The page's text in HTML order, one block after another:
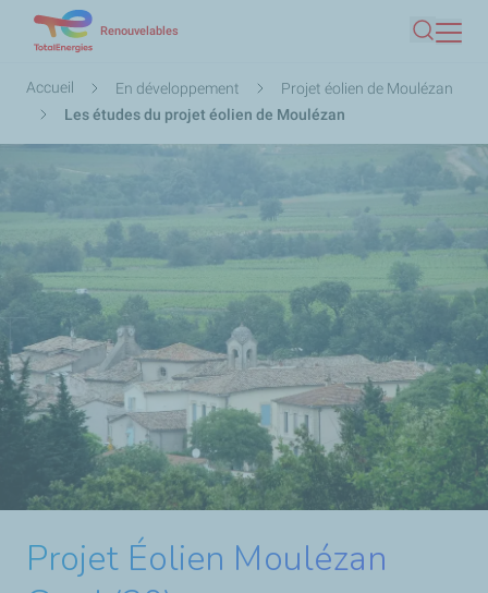
contenu
principal
Renouvelables
Fil
d'Ariane
Accueil En développement
Projet éolien de Moulézan
Les études du projet éolien de Moulézan
Projet Éolien Moulézan